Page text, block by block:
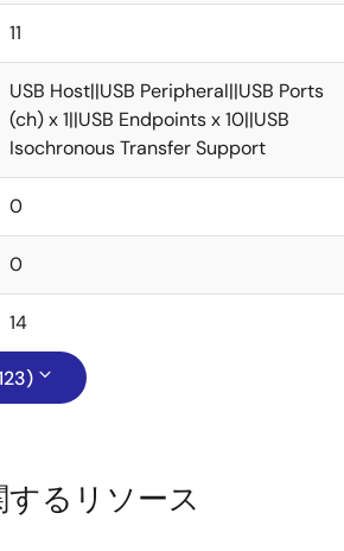
11
USB Host||USB Peripheral||USB Ports
(ch) x 1||USB Endpoints x 10||USB
Isochronous Transfer Support
0
0
14
するリソース